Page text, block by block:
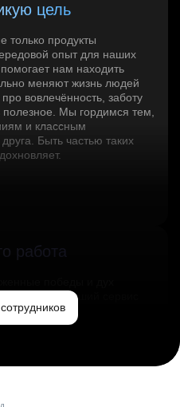
цель
продукты
опыт для наших
нам находить
меняют жизнь людей
вовлечённость, заботу
Мы гордимся тем,
и классным
Быть частью таких
работа
создаём лучший сервис